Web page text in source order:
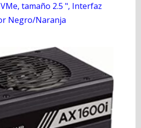
tamaño 2.5 ", Interfaz
Negro/Naranja